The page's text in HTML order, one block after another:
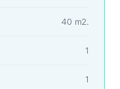
40 m2.
1
1